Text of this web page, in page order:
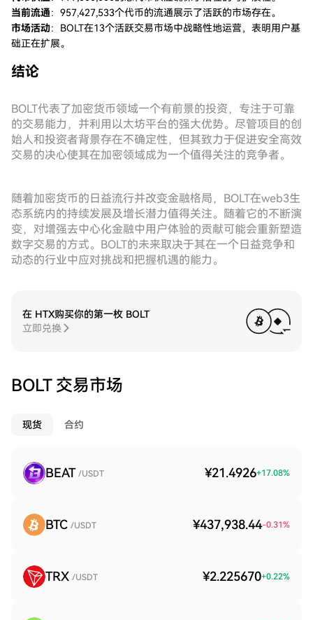
当前流通：957,427,533个代币的流通展示了活跃的市场存在。
市场活动：BOLT在13个活跃交易市场中战略性地运营，表明用户基
础正在扩展。
结论
BOLT代表了加密货币领域一个有前景的投资，专注于可靠
的交易能力，并利用以太坊平台的强大优势。尽管项目的创
始人和投资者背景存在不确定性，但其致力于促进安全高效
交易的决心使其在加密领域成为一个值得关注的竞争者。
随着加密货币的日益流行并改变金融格局，BOLT在web3生
态系统内的持续发展及增长潜力值得关注。随着它的不断演
变，对增强去中心化金融中用户体验的贡献可能会重新塑造
数字交易的方式。BOLT的未来取决于其在一个日益竞争和
动态的行业中应对挑战和把握机遇的能力。
在 HTX购买你的第一枚 BOLT
立即兑换
BOLT 交易市场
现货 合约
BEAT /USDT ¥21.4926+17.08%
BTC /USDT ¥437,938.44-0.31%
TRX /USDT ¥2.225670+0.22%